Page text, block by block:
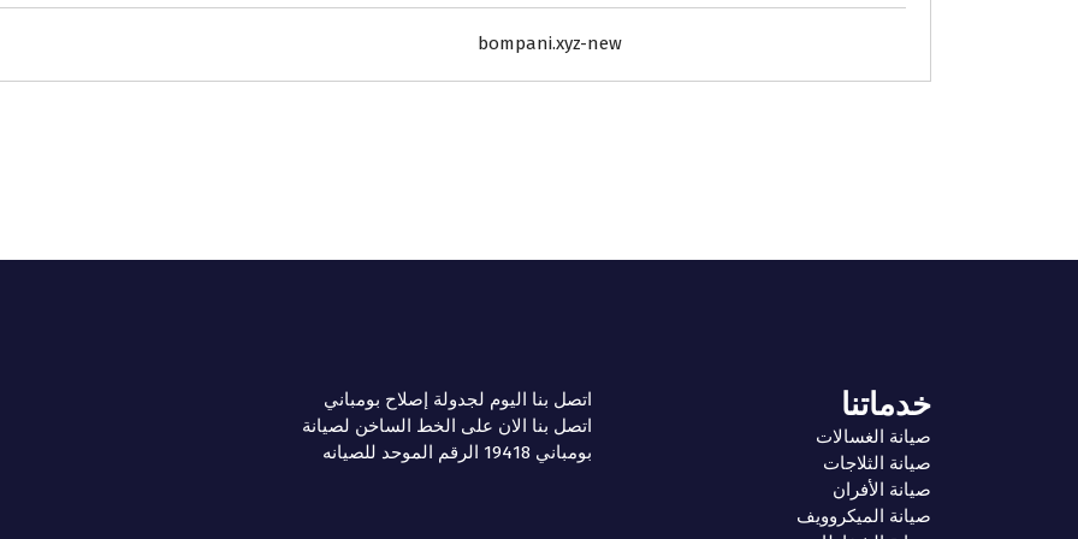
bompani.xyz-new
خدماتنا
صيانة الغسالات
صيانة الثلاجات
صيانة الأفران
صيانة الميكروويف
اتصل بنا اليوم لجدولة إصلاح بومباني
اتصل بنا الان على الخط الساخن لصيانة
بومباني 19418 الرقم الموحد للصيانه